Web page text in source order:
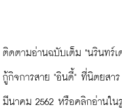
ติดตามอ่านฉบับเต็ม "นรินทร์
กู้กิจการสาย "อินดี้" ที่นิตยสา
มีนาคม 2562 หรือคลิกอ่านใ